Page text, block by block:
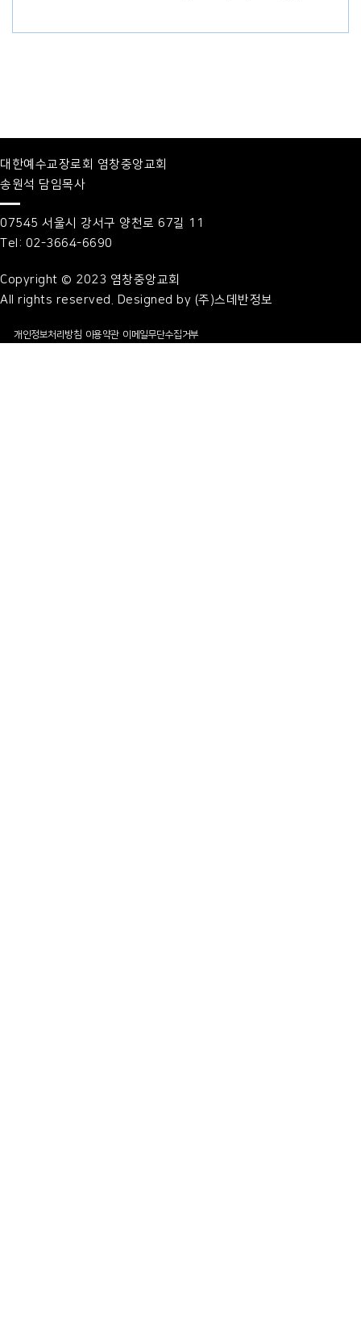
대한예수교장로회 염창중앙교회
송원석 담임목사
07545 서울시 강서구 양천로 67길 11
Tel: 02-3664-6690
Copyright © 2023 염창중앙교회
All rights reserved. Designed by (주)스데반정보
개인정보처리방침 이용약관 이메일무단수집거부